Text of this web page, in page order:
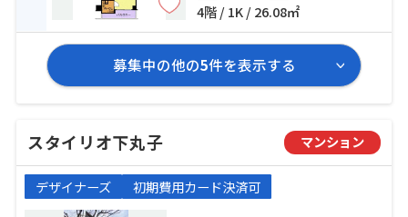
4階 / 1K / 26.08㎡
募集中の他の5件を表示する
スタイリオ下丸子 マンション
デザイナーズ 初期費用カード決済可